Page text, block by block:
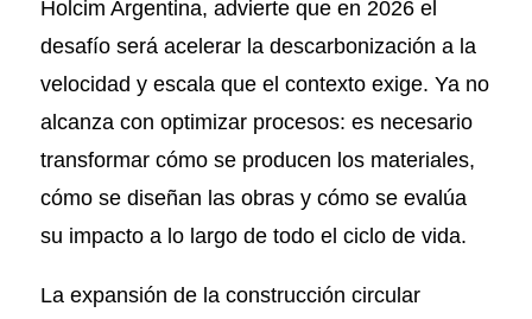
Holcim Argentina, advierte que en 2026 el
desafío será acelerar la descarbonización a la
velocidad y escala que el contexto exige. Ya no
alcanza con optimizar procesos: es necesario
transformar cómo se producen los materiales,
cómo se diseñan las obras y cómo se evalúa
su impacto a lo largo de todo el ciclo de vida.
La expansión de la construcción circular